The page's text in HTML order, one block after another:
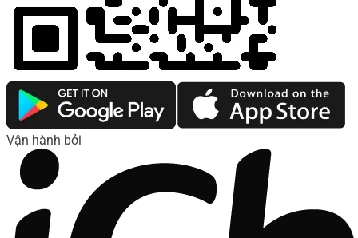
Vận hành bởi